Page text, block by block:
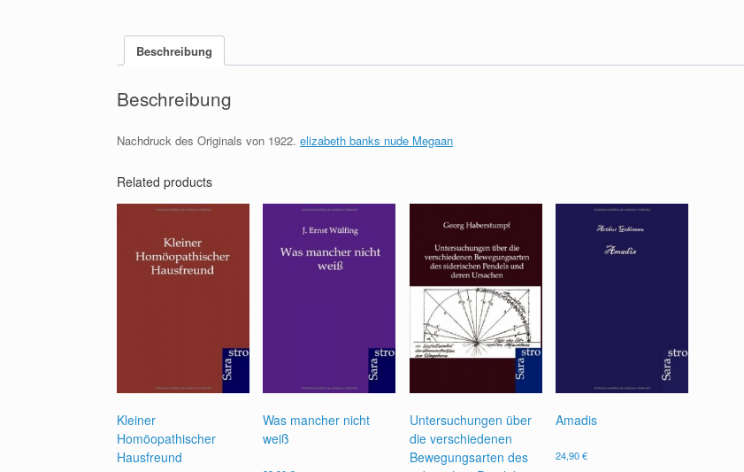
Beschreibung
Beschreibung
Nachdruck des Originals von 1922. elizabeth banks nude Megaan
Related products
Kleiner
Homöopathischer
Hausfreund
Was mancher nicht
weiß
Untersuchungen über
die verschiedenen
Bewegungsarten des
Amadis
24,90€